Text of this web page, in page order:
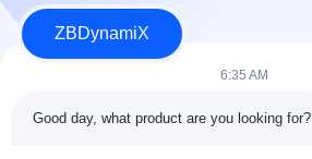
Ontwerper en fabrikant van
humanoïde robots.
ZBDynamiX
6:35 AM
Good day, what product are you looking for?